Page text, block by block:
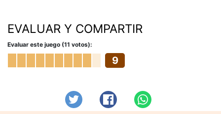
EVALUAR Y COMPARTIR
Evaluar este juego (11 votos):
9